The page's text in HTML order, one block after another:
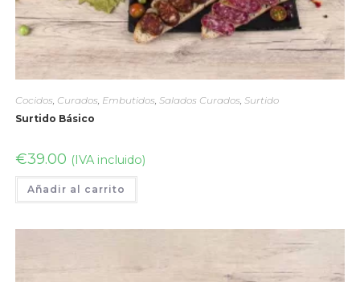
Cocidos Curados Embutidos Salados Curados Surtido
Surtido Básico
€39.00 (IVA incluido)
Añadir al carrito